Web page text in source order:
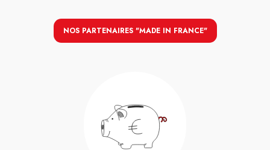
NOS PARTENAIRES "MADE IN FRANCE"